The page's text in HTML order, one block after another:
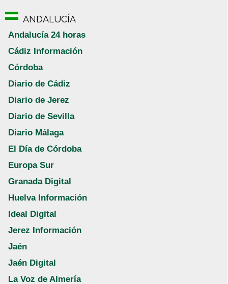
ANDALUCÍA
Andalucía 24 horas
Cádiz Información
Córdoba
Diario de Cádiz
Diario de Jerez
Diario de Sevilla
Diario Málaga
El Día de Córdoba
Europa Sur
Granada Digital
Huelva Información
Ideal Digital
Jerez Información
Jaén
Jaén Digital
La Voz de Almería